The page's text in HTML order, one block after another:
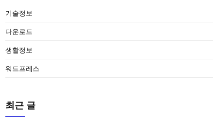
기술정보
다운로드
생활정보
워드프레스
최근 글